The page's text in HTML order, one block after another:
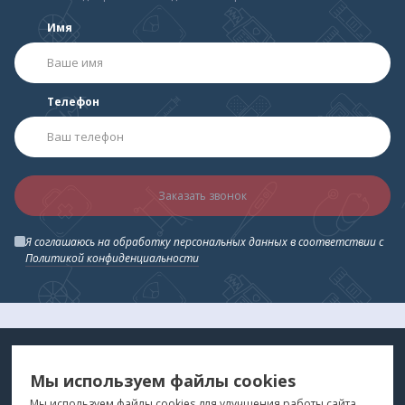
Имя
Телефон
Заказать звонок
Я соглашаюсь на обработку персональных данных в соответствии с
Политикой конфиденциальности
ДЛЯ ВАС
"Медтехника для Вас"©2026
Мы используем файлы cookies